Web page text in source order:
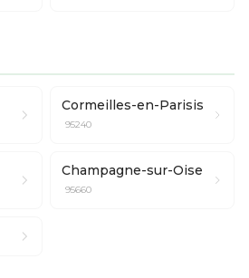
Cormeilles-en-Parisis
95240
Champagne-sur-Oise
95660